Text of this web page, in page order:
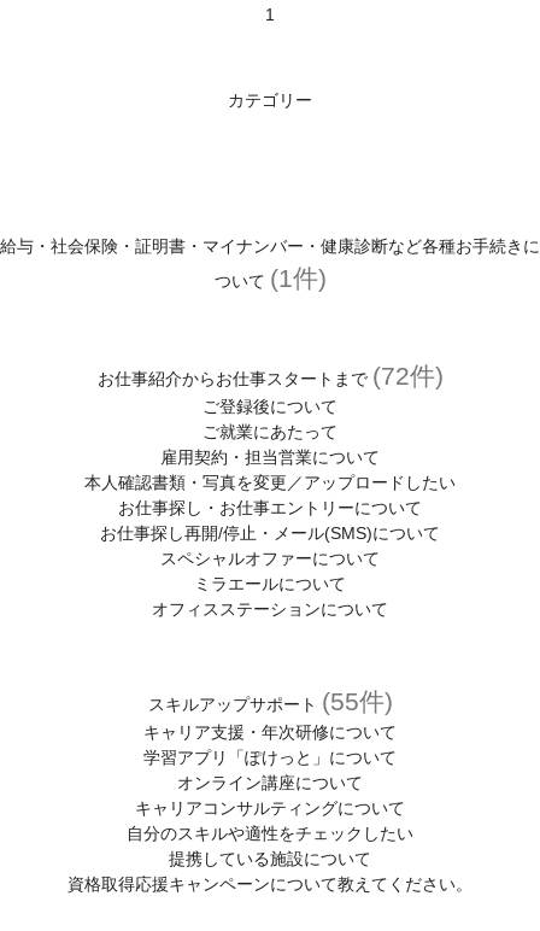
1
カテゴリー
給与・社会保険・証明書・マイナンバー・健康診断など各種お手続きに
ついて (1件)
お仕事紹介からお仕事スタートまで (72件)
ご登録後について
ご就業にあたって
雇用契約・担当営業について
本人確認書類・写真を変更／アップロードしたい
お仕事探し・お仕事エントリーについて
お仕事探し再開/停止・メール(SMS)について
スペシャルオファーについて
ミラエールについて
オフィスステーションについて
スキルアップサポート (55件)
キャリア支援・年次研修について
学習アプリ「ぽけっと」について
オンライン講座について
キャリアコンサルティングについて
自分のスキルや適性をチェックしたい
提携している施設について
資格取得応援キャンペーンについて教えてください。